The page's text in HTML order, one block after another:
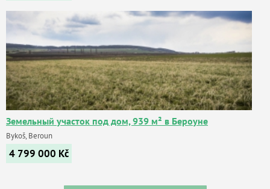
Земельный участок под дом, 939 м² в Бероуне
Bykoš, Beroun
4 799 000 Kč